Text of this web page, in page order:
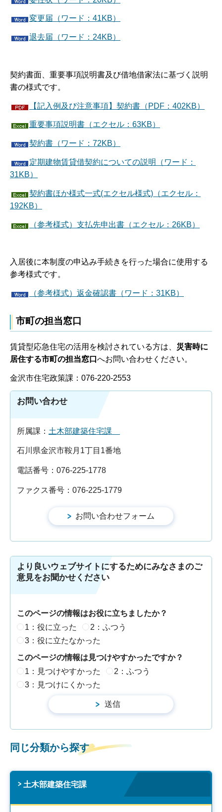
変更届（ワード：41KB）
退去届（ワード：24KB）
契約書面、重要事項説明書及び借地借家法に基づく説明
書の様式です。
【記入例及び注意事項】契約書（PDF：402KB）
重要事項説明書（エクセル：63KB）
契約書（ワード：72KB）
定期建物賃貸借契約についての説明（ワード：
31KB）
契約書ほか様式一式(エクセル様式)（エクセル：
192KB）
（参考様式）支払先申出書（エクセル：26KB）
入居後に本制度の申込み手続きを行った場合に使用する
参考様式です。
（参考様式）返金確認書（ワード：31KB）
市町の担当窓口
賃貸型応急住宅の活用を検討されている方は、 災害時に
居住する市町の担当窓口 へお問い合わせください。
金沢市住宅政策課：076-220-2553
お問い合わせ
所属課： 土木部建築住宅課
石川県金沢市鞍月1丁目1番地
電話番号：076-225-1778
ファクス番号：076-225-1779
より良いウェブサイトにするためにみなさまのご
意見をお聞かせください
このページの情報はお役に立ちましたか？
1：役に立った
2：ふつう
3：役に立たなかった
このページの情報は見つけやすかったですか？
1：見つけやすかった
2：ふつう
3：見つけにくかった
同じ分類から探す
土木部建築住宅課